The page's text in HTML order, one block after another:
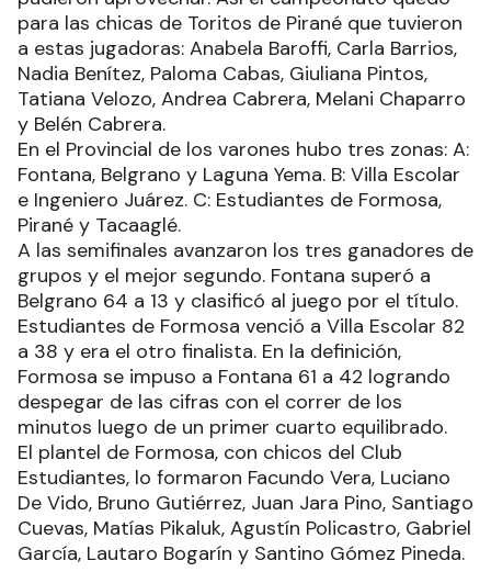
para las chicas de Toritos de Pirané que tuvieron
a estas jugadoras: Anabela Baroffi, Carla Barrios,
Nadia Benítez, Paloma Cabas, Giuliana Pintos,
Tatiana Velozo, Andrea Cabrera, Melani Chaparro
y Belén Cabrera.
En el Provincial de los varones hubo tres zonas: A:
Fontana, Belgrano y Laguna Yema. B: Villa Escolar
e Ingeniero Juárez. C: Estudiantes de Formosa,
Pirané y Tacaaglé.
A las semifinales avanzaron los tres ganadores de
grupos y el mejor segundo. Fontana superó a
Belgrano 64 a 13 y clasificó al juego por el título.
Estudiantes de Formosa venció a Villa Escolar 82
a 38 y era el otro finalista. En la definición,
Formosa se impuso a Fontana 61 a 42 logrando
despegar de las cifras con el correr de los
minutos luego de un primer cuarto equilibrado.
El plantel de Formosa, con chicos del Club
Estudiantes, lo formaron Facundo Vera, Luciano
De Vido, Bruno Gutiérrez, Juan Jara Pino, Santiago
Cuevas, Matías Pikaluk, Agustín Policastro, Gabriel
García, Lautaro Bogarín y Santino Gómez Pineda.